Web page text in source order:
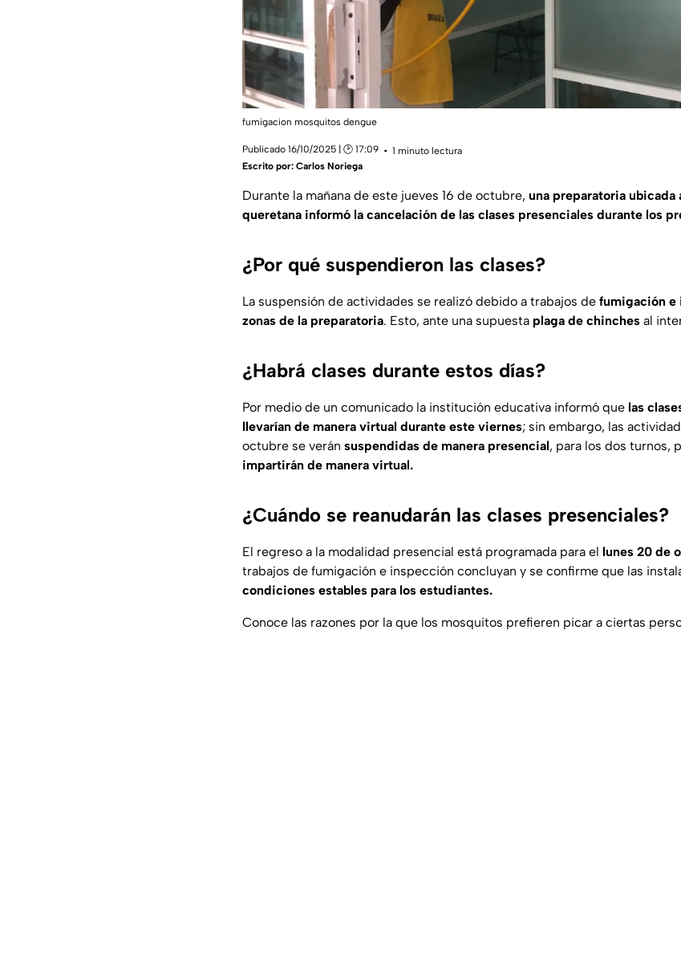
fumigacion mosquitos dengue
Publicado 16/10/2025 | 🕑 17:09
1 minuto lectura
Escrito por: Carlos Noriega
Durante la mañana de este jueves 16 de octubre, una preparatoria ubicada
queretana informó la cancelación de las clases presenciales durante los
¿Por qué suspendieron las clases?
La suspensión de actividades se realizó debido a trabajos de fumigación e
zonas de la preparatoria. Esto, ante una supuesta plaga de chinches al
¿Habrá clases durante estos días?
Por medio de un comunicado la institución educativa informó que las
llevarían de manera virtual durante este viernes; sin embargo, las
octubre se verán suspendidas de manera presencial, para los dos turnos,
impartirán de manera virtual.
¿Cuándo se reanudarán las clases presenciales?
El regreso a la modalidad presencial está programada para el lunes 20 de
trabajos de fumigación e inspección concluyan y se confirme que las
condiciones estables para los estudiantes.
Conoce las razones por la que los mosquitos prefieren picar a ciertas